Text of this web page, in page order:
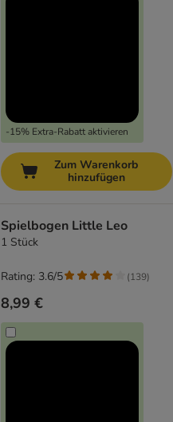
-15% Extra-Rabatt aktivieren
Zum Warenkorb
hinzufügen
Spielbogen Little Leo
1 Stück
8,99 €
Rating: 3.6/5 (139)